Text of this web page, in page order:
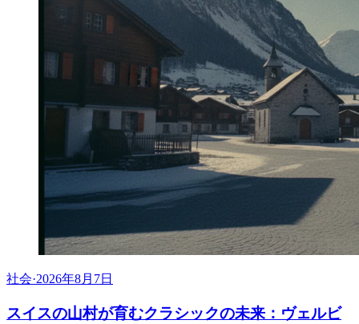
社会·2026年8月7日
スイスの山村が育むクラシックの未来：ヴェルビ